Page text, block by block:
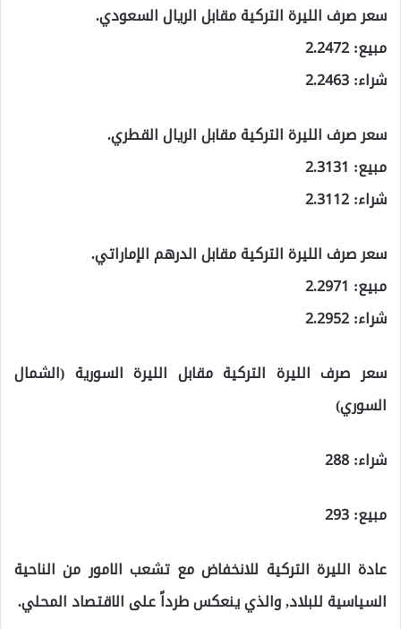
سعر صرف الليرة التركية مقابل الريال السعودي.
مبيع: 2.2472
شراء: 2.2463
سعر صرف الليرة التركية مقابل الريال القطري.
مبيع: 2.3131
شراء: 2.3112
سعر صرف الليرة التركية مقابل الدرهم الإماراتي.
مبيع: 2.2971
شراء: 2.2952
سعر صرف الليرة التركية مقابل الليرة السورية (الشمال
السوري)
شراء: 288
مبيع: 293
عادة الليرة التركية للانخفاض مع تشعب الامور من الناحية
السياسية للبلاد, والذي ينعكس طرداً على الاقتصاد المحلي.